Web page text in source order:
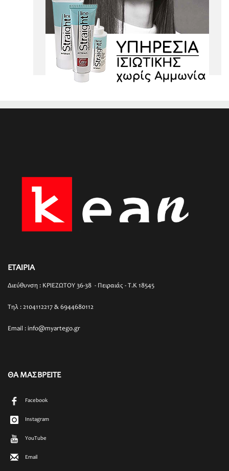
ΕΤΑΙΡΙΑ
Διεύθυνση : ΚΡΙΕΖΩΤΟΥ 36-38 - Πειραιάς - T.K 18545
Τηλ : 2104112217 & 6944680112
Email : info@myartego.gr
ΘΑ ΜΑΣ ΒΡΕΙΤΕ
Facebook
Instagram
YouTube
Email